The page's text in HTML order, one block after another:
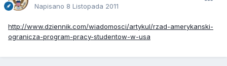
Napisano 8 Listopada 2011
http://www.dziennik.com/wiadomosci/artykul/rzad-amerykanski-
ogranicza-program-pracy-studentow-w-usa